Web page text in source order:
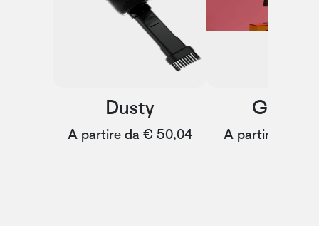
Dusty
A partire da € 50,04
Glowee
A partire da €